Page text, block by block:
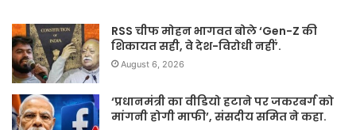
RSS चीफ मोहन भागवत बोले ‘Gen-Z की
शिकायत सही, वे देश-विरोधी नहीं’.
August 6, 2026
‘प्रधानमंत्री का वीडियो हटाने पर जकरबर्ग को
मांगनी होगी माफी’, संसदीय समित ने कहा.